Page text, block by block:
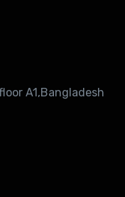
A1,Bangladesh